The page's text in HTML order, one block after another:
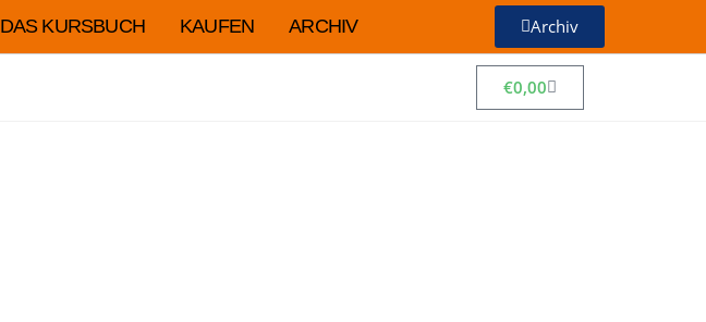
DAS KURSBUCH KAUFEN ARCHIV Archiv
€0,00